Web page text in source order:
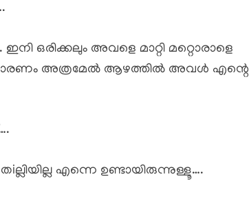
ഒരിക്കലും അവളെ മാറ്റി മറ്റൊരാളെ
കാരണം അത്രമേൽ ആഴത്തിൽ അവൾ എന്റെ
എന്നെ ഉണ്ടായിരുന്നുള്ളൂ….